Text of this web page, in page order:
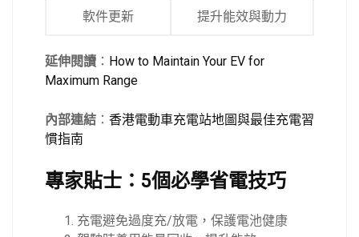
軟件更新 提升能效與動力
延伸閱讀 ： How to Maintain Your EV for
Maximum Range
內部連結 ： 香港電動車充電站地圖與最佳充電習
慣指南
專家貼士：5個必學省電技巧
充電避免過度充/放電，保護電池健康